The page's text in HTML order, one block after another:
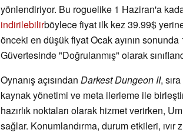
yönlendiriyor. Bu roguelike 1 Haziran'a
indirilebilirböylece fiyat ilk kez 39.99$
önceki en düşük fiyat Ocak ayının
Güvertesinde "Doğrulanmış" olarak
Oynanış açısından Darkest Dungeon II,
kaynak yönetimi ve meta ilerleme ile
hazırlık noktaları olarak hizmet verirken,
sağlar. Konumlandırma, durum etkileri,